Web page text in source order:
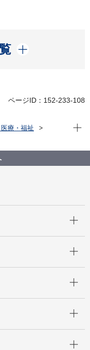
ページID：152-233-108
療・福祉
ビス）
現在